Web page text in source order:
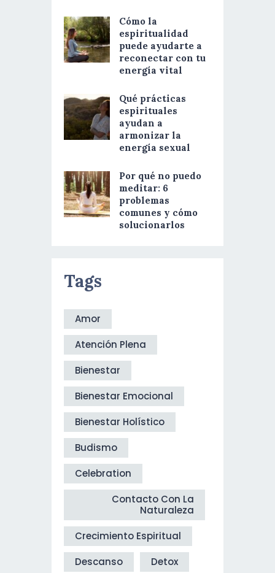
Cómo la
espiritualidad
puede ayudarte a
reconectar con tu
energía vital
Qué prácticas
espirituales
ayudan a
armonizar la
energía sexual
Por qué no puedo
meditar: 6
problemas
comunes y cómo
solucionarlos
Tags
Amor
Atención Plena
Bienestar
Bienestar Emocional
Bienestar Holístico
Budismo
Celebration
Contacto Con La
Naturaleza
Crecimiento Espiritual
Descanso
Detox